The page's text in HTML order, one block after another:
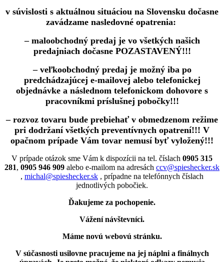
v súvislosti s aktuálnou situáciou na Slovensku dočasne
zavádzame nasledovné opatrenia:
– maloobchodný predaj je vo všetkých našich
predajniach dočasne POZASTAVENÝ!!!
– veľkoobchodný predaj je možný iba po
predchádzajúcej e-mailovej alebo telefonickej
objednávke a následnom telefonickom dohovore s
pracovníkmi príslušnej pobočky!!!
– rozvoz tovaru bude prebiehať v obmedzenom režime
pri dodržaní všetkých preventívnych opatrení!!! V
opačnom prípade Vám tovar nemusí byť vyložený!!!
V prípade otázok sme Vám k dispozícii na tel. číslach 0905 315
281, 0905 946 909 alebo e-mailom na adresách ccv@spieshecker.sk
, michal@spieshecker.sk , prípadne na telefónnych číslach
jednotlivých pobočiek.
Ďakujeme za pochopenie.
Vážení návštevníci.
Máme novú webovú stránku.
V súčasnosti usilovne pracujeme na jej náplni a finálnych